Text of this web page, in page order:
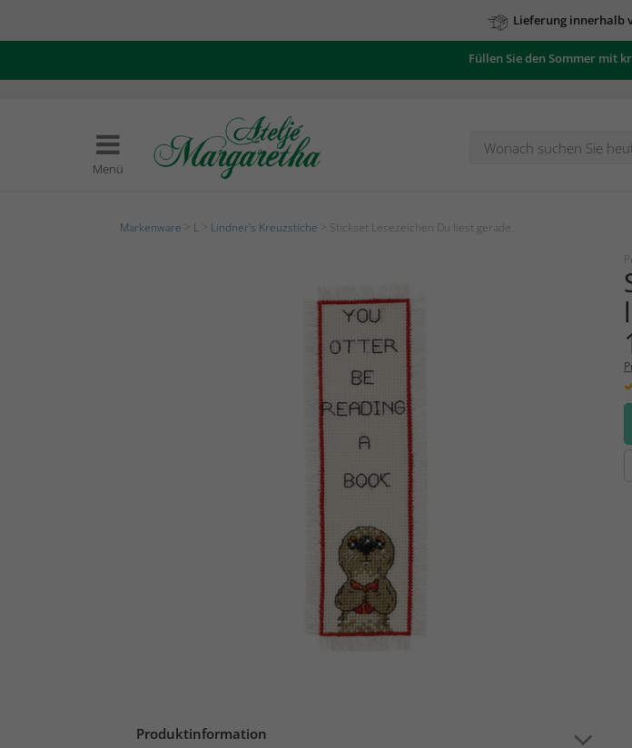
Lieferung innerhalb
Füllen Sie den Sommer mit
Menü
Markenware L Lindner's Kreuzstiche > Stickset Lesezeichen Du liest gerade.
Produktinformation